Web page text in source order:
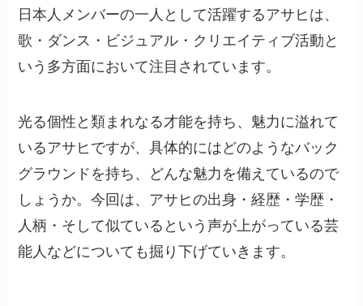
日本人メンバーの一人として活躍するアサヒは、
歌・ダンス・ビジュアル・クリエイティブ活動と
いう多方面において注目されています。
光る個性と類まれなる才能を持ち、魅力に溢れて
いるアサヒですが、具体的にはどのようなバック
グラウンドを持ち、どんな魅力を備えているので
しょうか。今回は、アサヒの出身・経歴・学歴・
人柄・そして似ているという声が上がっている芸
能人などについても掘り下げていきます。